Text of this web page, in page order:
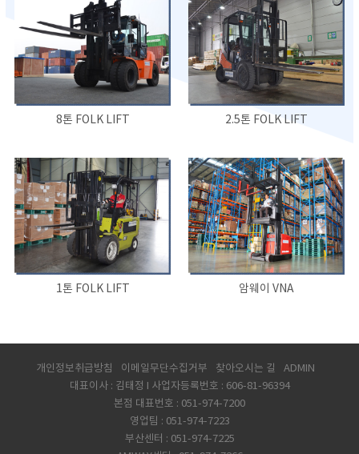
8톤 FOLK LIFT 2.5톤 FOLK LIFT
1톤 FOLK LIFT 암웨이 VNA
개인정보취급방침 이메일무단수집거부 찾아오시는 길
ADMIN
대표이사 : 김태정 I 사업자등록번호 : 606-81-96394
본점 대표번호 : 051-974-7200
영업팀 : 051-974-7223
부산센터 : 051-974-7225